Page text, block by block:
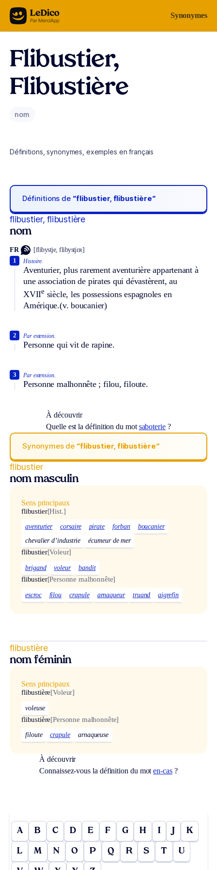
Aller au contenu Synonymes
Flibustier,
Flibustière
nom
Définitions, synonymes, exemples en français
Définitions de “flibustier, flibustière“
flibustier, flibustière
nom
FR [flibystje, flibystjɛʀ]
Histoire.
Aventurier, plus rarement aventurière appartenant à
une association de pirates qui dévastèrent, au
XVIIe siècle, les possessions espagnoles en
Amérique.(v. boucanier)
1
Par extension.
Personne qui vit de rapine.
2
Par extension.
Personne malhonnête ; filou, filoute.
3
À découvrir
Quelle est la définition du mot saboterie?
Synonymes de “flibustier, flibustière“
flibustier
nom masculin
Sens principaux
flibustier[Hist.]
aventurier corsaire pirate forban
boucanier
chevalier d’industrie
écumeur de mer
flibustier[Voleur]
brigand voleur bandit
flibustier[Personne malhonnête]
escroc filou crapule arnaqueur truand aigrefin
flibustière
nom féminin
Sens principaux
flibustière[Voleur]
voleuse
flibustière[Personne malhonnête]
filoute crapule arnaqueuse
À découvrir
Connaissez-vous la définition du moten-cas?
A B C D E F G H I J K
L M N O P Q R S T U